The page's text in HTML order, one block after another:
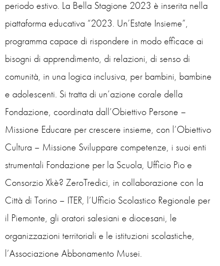
periodo estivo. La Bella Stagione 2023 è inserita nella
piattaforma educativa “2023. Un’Estate Insieme”,
programma capace di rispondere in modo efficace ai
bisogni di apprendimento, di relazioni, di senso di
comunità, in una logica inclusiva, per bambini, bambine
e adolescenti. Si tratta di un’azione corale della
Fondazione, coordinata dall’Obiettivo Persone –
Missione Educare per crescere insieme, con l’Obiettivo
Cultura – Missione Sviluppare competenze, i suoi enti
strumentali Fondazione per la Scuola, Ufficio Pio e
Consorzio Xkè? ZeroTredici, in collaborazione con la
Città di Torino – ITER, l’Ufficio Scolastico Regionale per
il Piemonte, gli oratori salesiani e diocesani, le
organizzazioni territoriali e le istituzioni scolastiche,
l’Associazione Abbonamento Musei.